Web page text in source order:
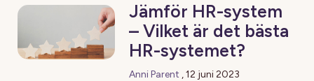
Jämför HR-system
– Vilket är det bästa
HR-systemet?
Anni Parent ,12 juni 2023